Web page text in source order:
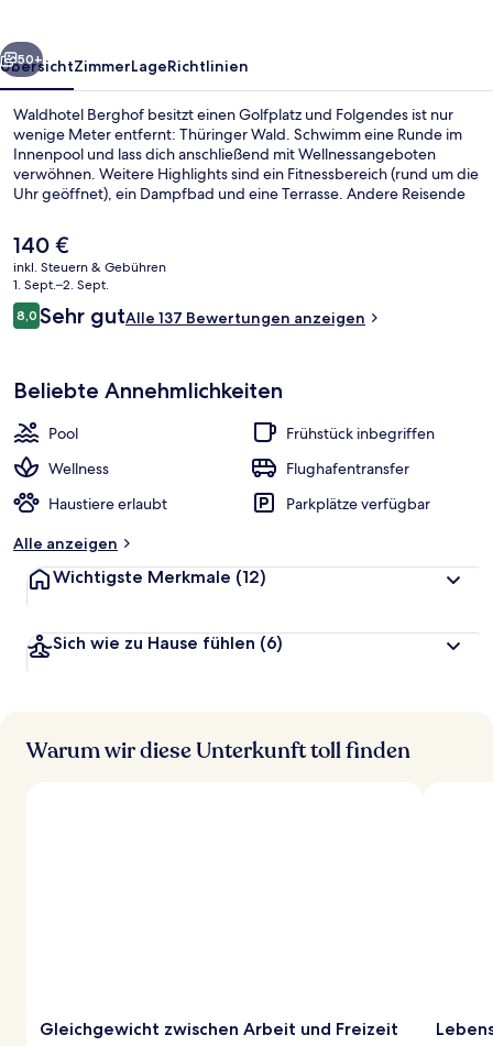
Weiter
50+
ÜbersichtZimmerLageRichtlinien
Waldhotel Berghof besitzt einen Golfplatz und Folgendes ist nur
wenige Meter entfernt: Thüringer Wald. Schwimm eine Runde im
Innenpool und lass dich anschließend mit Wellnessangeboten
verwöhnen. Weitere Highlights sind ein Fitnessbereich (rund um die
Uhr geöffnet), ein Dampfbad und eine Terrasse. Andere Reisende
Der
aktuelle
Preis
beträgt
140 €.
140 €
inkl. Steuern & Gebühren
1. Sept.–2. Sept.
Bewertungen
8,08,0 von 10.
Sehr gutAlle 137 Bewertungen anzeigen
Beliebte Annehmlichkeiten
Pool
Frühstück inbegriffen
Wellness
Flughafentransfer
Haustiere erlaubt
Parkplätze verfügbar
Alle anzeigen
Wichtigste Merkmale (12)
Sich wie zu Hause fühlen (6)
Warum wir diese Unterkunft toll finden
Gleichgewicht zwischen Arbeit und Freizeit